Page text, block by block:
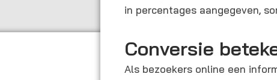
in percentages aangegeven,
Conversie
Als bezoekers online een